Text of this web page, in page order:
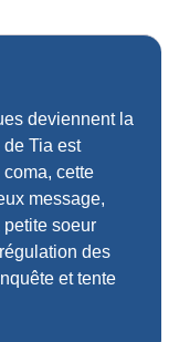
deviennent la
Tia est
cette
message,
petite soeur
des
et tente